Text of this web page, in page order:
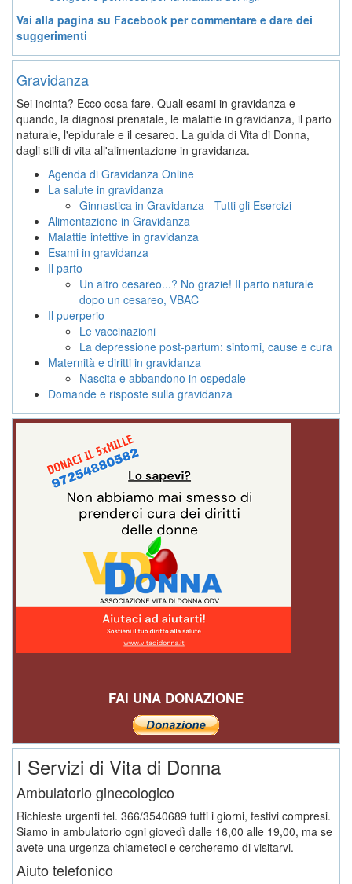
Vai alla pagina su Facebook per commentare e dare dei
suggerimenti
Gravidanza
Sei incinta? Ecco cosa fare. Quali esami in gravidanza e
quando, la diagnosi prenatale, le malattie in gravidanza, il parto
naturale, l'epidurale e il cesareo. La guida di Vita di Donna,
dagli stili di vita all'alimentazione in gravidanza.
Agenda di Gravidanza Online
La salute in gravidanza
Ginnastica in Gravidanza - Tutti gli Esercizi
Alimentazione in Gravidanza
Malattie infettive in gravidanza
Esami in gravidanza
Il parto
Un altro cesareo...? No grazie! Il parto naturale
dopo un cesareo, VBAC
Il puerperio
Le vaccinazioni
La depressione post-partum: sintomi, cause e cura
Maternità e diritti in gravidanza
Nascita e abbandono in ospedale
Domande e risposte sulla gravidanza
FAI UNA DONAZIONE
I Servizi di Vita di Donna
Ambulatorio ginecologico
Richieste urgenti tel. 366/3540689 tutti i giorni, festivi compresi.
Siamo in ambulatorio ogni giovedì dalle 16,00 alle 19,00, ma se
avete una urgenza chiameteci e cercheremo di visitarvi.
Aiuto telefonico